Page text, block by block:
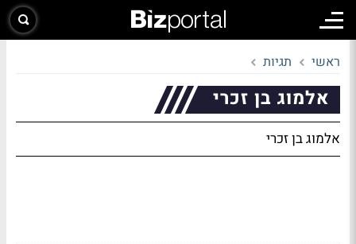
ראשי תגיות
אלמוג בן זכרי
אלמוג בן זכרי